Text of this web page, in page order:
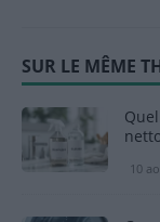
SUR LE MÊME
10